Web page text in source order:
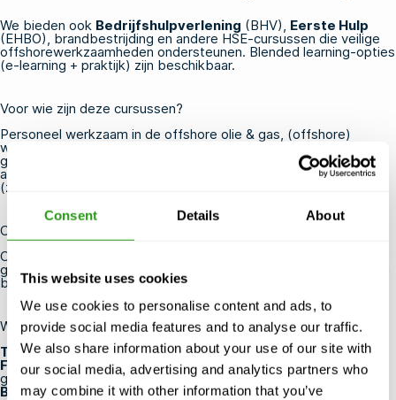
Consent Details About
This website uses cookies
We use cookies to personalise content and ads, to
provide social media features and to analyse our traffic.
We also share information about your use of our site with
our social media, advertising and analytics partners who
may combine it with other information that you’ve
We bieden ook Bedrijfshulpverlening (BHV), Eerste Hulp
(EHBO), brandbestrijding en andere HSE-cursussen die veilige
offshorewerkzaamheden ondersteunen. Blended learning-opties
(e-learning + praktijk) zijn beschikbaar.
Voor wie zijn deze cursussen?
Personeel werkzaam in de offshore olie & gas, (offshore)
windenergie en maritieme industrie, evenals aannemers en
gerelateerde dienstverlenende bedrijven. Een geldig medisch
attest is vereist voor de meeste offshore veiligheidscursussen
(zie hieronder).
Certificering en geldigheid
Certificaten worden uitgegeven door OPITO en/of NOGEPA (de
geldigheid hangt af van de specifieke norm; opfriscursussen zijn
beschikbaar waar van toepassing).
Waarom trainen bij FMTC Safety?
Training gaat altijd door- zelfs met één deelnemer.
Flexibele roosters - cursussen worden het hele jaar door
gegeven op meerdere locaties wereldwijd.
Blended learning- combineer online theorie met